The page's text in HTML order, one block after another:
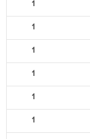
1
1
1
1
1
1